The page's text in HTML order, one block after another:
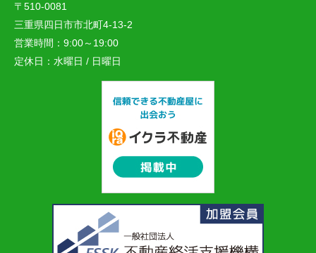
〒510-0081
三重県四日市市北町4-13-2
営業時間： 9:00～19:00
定休日： 水曜日 / 日曜日